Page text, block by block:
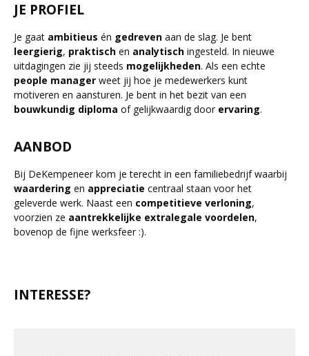
JE PROFIEL
Je gaat ambitieus én gedreven aan de slag. Je bent
leergierig, praktisch en analytisch ingesteld. In nieuwe
uitdagingen zie jij steeds mogelijkheden. Als een echte
people manager weet jij hoe je medewerkers kunt
motiveren en aansturen. Je bent in het bezit van een
bouwkundig diploma of gelijkwaardig door ervaring.
AANBOD
Bij DeKempeneer kom je terecht in een familiebedrijf waarbij
waardering en appreciatie centraal staan voor het
geleverde werk. Naast een competitieve verloning,
voorzien ze aantrekkelijke extralegale voordelen,
bovenop de fijne werksfeer :).
INTERESSE?